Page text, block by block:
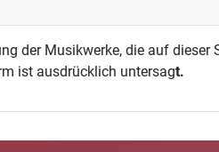
der Musikwerke, die auf
ist ausdrücklich untersagt.